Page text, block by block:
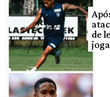
de